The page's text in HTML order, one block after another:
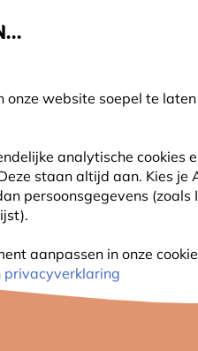
onze website soepel te
analytische
staan altijd aan. Kies
persoonsgegevens
aanpassen in onze
privacyverklaring
11 landen
Search
VOGELHUISJES